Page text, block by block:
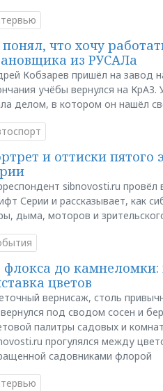
понял, что хочу
из РУСАЛа
Кобзарев пришёл на завод
учёбы вернулся на
делом, в котором он нашёл
и оттиски
sibnovosti.ru
Серии и рассказывает, как
дыма, моторов и
флокса до
цветов
вернисаж, столь
под сводом сосен и
палитры садовых и
прогулялся между
садовниками флорой